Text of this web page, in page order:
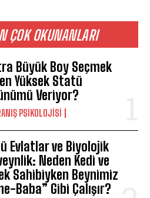
ÇOK OKUNANLARI
Büyük Boy Seçmek
Yüksek Statü
Veriyor?
PSIKOLOJISI
Evlatlar ve Biyolojik
Neden Kedi ve
Sahibiyken Beynimiz
Baba” Gibi Çalışır?